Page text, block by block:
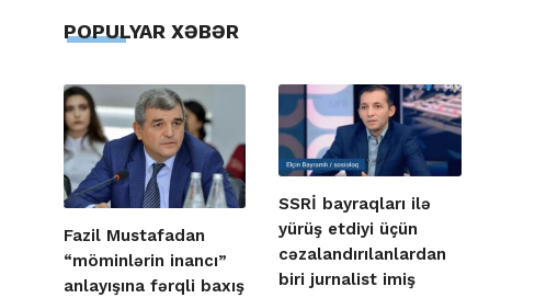
POPULYAR XƏBƏR
Fazil Mustafadan
“möminlərin inancı”
anlayışına fərqli baxış
SSRİ bayraqları ilə
yürüş etdiyi üçün
cəzalandırılanlardan
biri jurnalist imiş